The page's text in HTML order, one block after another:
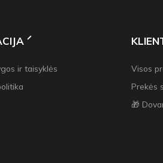
ir taisyklės
Visos
Prekės
🎁